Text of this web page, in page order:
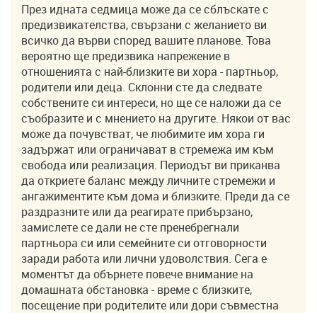
През идната седмица може да се сблъскате с
предизвикателства, свързани с желанието ви
всичко да върви според вашите планове. Това
вероятно ще предизвика напрежение в
отношенията с най-близките ви хора - партньор,
родители или деца. Склонни сте да следвате
собствените си интереси, но ще се наложи да се
съобразите и с мнението на другите. Някои от вас
може да почувстват, че любимите им хора ги
задържат или ограничават в стремежа им към
свобода или реализация. Периодът ви приканва
да откриете баланс между личните стремежи и
ангажиментите към дома и близките. Преди да се
раздразните или да реагирате прибързано,
замислете се дали не сте пренебрегнали
партньора си или семейните си отговорности
заради работа или лични удоволствия. Сега е
моментът да обърнете повече внимание на
домашната обстановка - време с близките,
посещение при родителите или дори съвместна